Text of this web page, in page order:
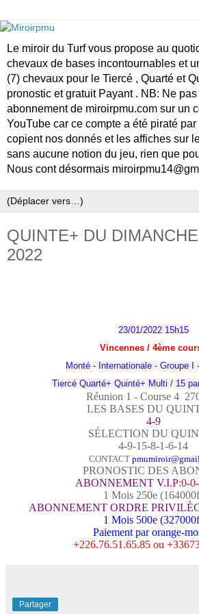
Le miroir du Turf vous propose au
chevaux de bases incontournables et
(7) chevaux pour le Tiercé , Quarté et
pronostic et gratuit Payant . NB: Ne
abonnement de miroirpmu.com sur un
YouTube car ce compte a été piraté
copient nos donnés et les affiches sur
sans aucune notion du jeu, rien que
Nous cont désormais
QUINTE+ DU
2022
23/01/2022 15h15
Vincennes / 4ème
Monté - Internationale - Groupe I
Tiercé Quarté+ Quinté+ Multi / 15
Réunion 1 - Course 4
LES BASES DU
4-9
SÉLECTION DU
4-9-15-8-1-6-14
CONTACT
PRONOSTIC DES
ABONNEMENT V.I.P:0-
1 Mois 250e
ABONNEMENT ORDRE
1 Mois 500e
Paiement par orange-
+226.76.51.65.85 ou
Partager